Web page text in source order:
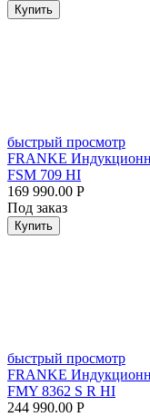
Купить
быстрый просмотр
FRANKE
FSM 709 HI
169 990.00 Р
Под заказ
Купить
быстрый просмотр
FRANKE
FMY 8362 S R HI
244 990.00 Р